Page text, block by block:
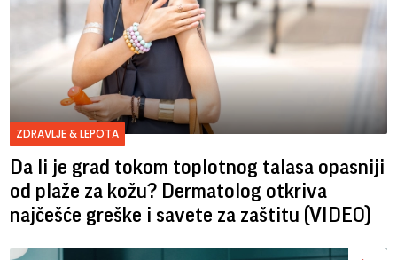
ZDRAVLJE & LEPOTA
Da li je grad tokom toplotnog talasa opasniji
od plaže za kožu? Dermatolog otkriva
najčešće greške i savete za zaštitu (VIDEO)